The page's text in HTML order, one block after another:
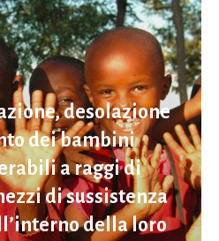
desolazione
dei bambini
a raggi di
di sussistenza
della loro